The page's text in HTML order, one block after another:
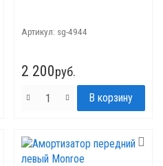
Артикул: sg-4944
2 200руб.